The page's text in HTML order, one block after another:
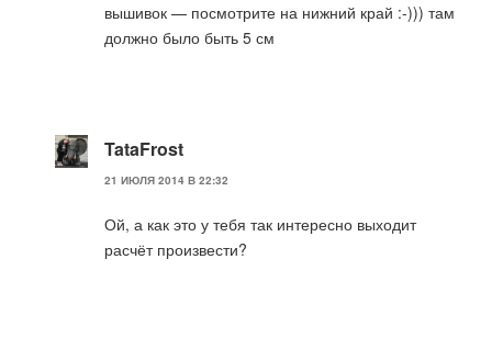
вышивок — посмотрите на нижний край :-))) там
должно было быть 5 см
TataFrost
21 ИЮЛЯ 2014 В 22:32
Ой, а как это у тебя так интересно выходит
расчёт произвести?